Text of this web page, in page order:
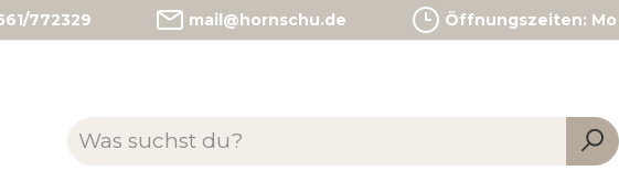
772329 mail@hornschu.de Öffnungszeiten: Mo